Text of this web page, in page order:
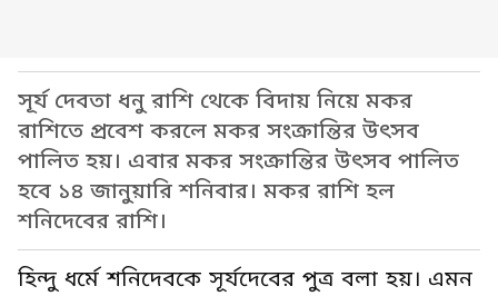
সূর্য দেবতা ধনু রাশি থেকে বিদায় নিয়ে মকর
রাশিতে প্রবেশ করলে মকর সংক্রান্তির উৎসব
পালিত হয়। এবার মকর সংক্রান্তির উৎসব পালিত
হবে ১৪ জানুয়ারি শনিবার। মকর রাশি হল
শনিদেবের রাশি।
হিন্দু ধর্মে শনিদেবকে সূর্যদেবের পুত্র বলা হয়। এমন